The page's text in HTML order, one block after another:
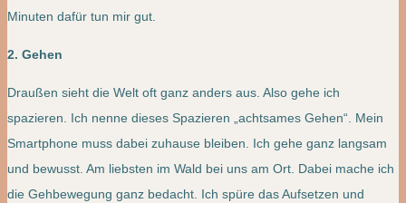
Minuten dafür tun mir gut.
2. Gehen
Draußen sieht die Welt oft ganz anders aus. Also gehe ich
spazieren. Ich nenne dieses Spazieren „achtsames Gehen“. Mein
Smartphone muss dabei zuhause bleiben. Ich gehe ganz langsam
und bewusst. Am liebsten im Wald bei uns am Ort. Dabei mache ich
die Gehbewegung ganz bedacht. Ich spüre das Aufsetzen und